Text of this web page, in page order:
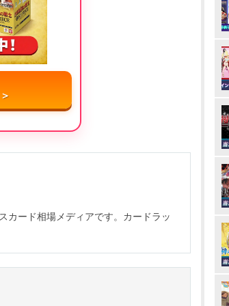
カード相場メディアです。カードラッ